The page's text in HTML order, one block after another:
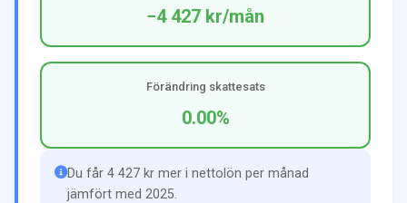
−4 427 kr/mån
Förändring skattesats
0.00%
Du får 4 427 kr mer i nettolön per månad
jämfört med 2025.